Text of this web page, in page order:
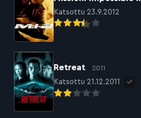
Katsottu 23.9.2012
Retreat 2011
Katsottu 21.12.2011